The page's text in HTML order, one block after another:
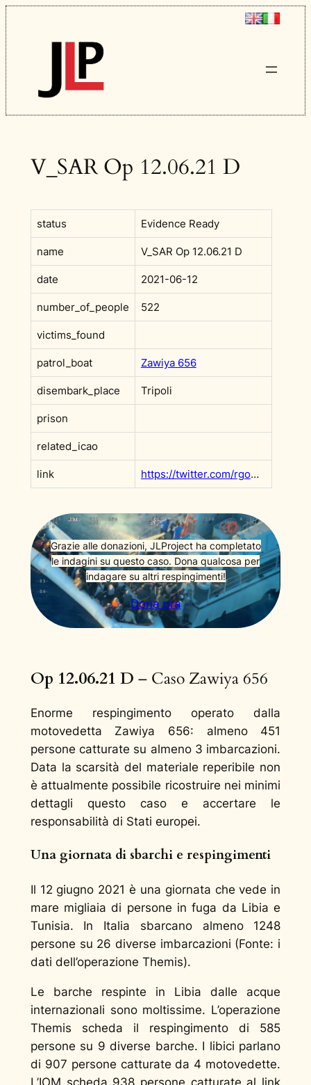
Vai
al
contenuto
V_SAR Op 12.06.21 D
status Evidence Ready
name V_SAR Op 12.06.21 D
date 2021-06-12
number_of_people 522
victims_found
patrol_boat Zawiya 656
disembark_place Tripoli
prison
related_icao
link https://twitter.com/rgowans/status/1404027948404035584?s=20&t=F9x0rVMDmc_v6ffh5wN3Rw
Grazie alle donazioni, JLProject ha completato
le indagini su questo caso. Dona qualcosa per
indagare su altri respingimenti!
Dona ora
Op 12.06.21 D – Caso Zawiya 656
Enorme respingimento operato dalla
motovedetta Zawiya 656: almeno 451
persone catturate su almeno 3 imbarcazioni.
Data la scarsità del materiale reperibile non
è attualmente possibile ricostruire nei minimi
dettagli questo caso e accertare le
responsabilità di Stati europei.
Una giornata di sbarchi e respingimenti
Il 12 giugno 2021 è una giornata che vede in
mare migliaia di persone in fuga da Libia e
Tunisia. In Italia sbarcano almeno 1248
persone su 26 diverse imbarcazioni (Fonte: i
dati dell’operazione Themis).
Le barche respinte in Libia dalle acque
internazionali sono moltissime. L’operazione
Themis scheda il respingimento di 585
persone su 9 diverse barche. I libici parlano
di 907 persone catturate da 4 motovedette.
L’IOM scheda 938 persone catturate al link